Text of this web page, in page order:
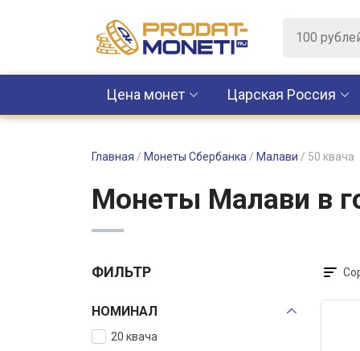
Цена монет Царская Россия
Главная / Монеты Сбербанка / Малави / 50 квача
Монеты Малави в
ФИЛЬТР
НОМИНАЛ
20 квача